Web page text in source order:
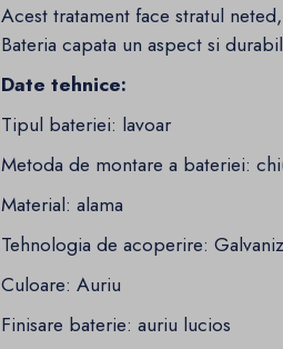
Acest tratament face stratul
Bateria capata un aspect si
Date tehnice:
Tipul bateriei: lavoar
Metoda de montare a bateriei:
Material: alama
Tehnologia de acoperire:
Culoare: Auriu
Finisare baterie: auriu lucios